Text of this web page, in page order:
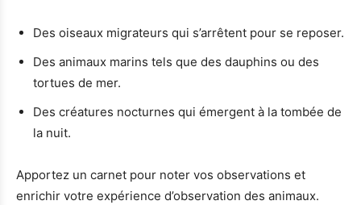
Des oiseaux migrateurs qui s’arrêtent pour se reposer.
Des animaux marins tels que des dauphins ou des
tortues de mer.
Des créatures nocturnes qui émergent à la tombée de
la nuit.
Apportez un carnet pour noter vos observations et
enrichir votre expérience d’observation des animaux.